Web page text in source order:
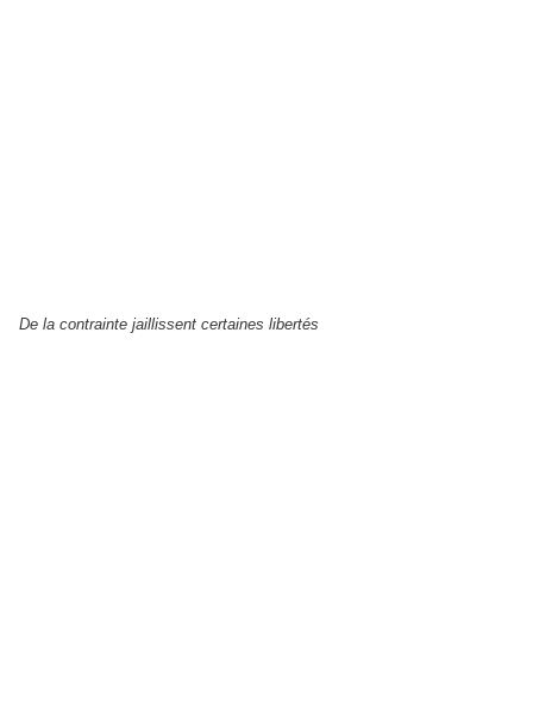
De la contrainte jaillissent certaines libertés